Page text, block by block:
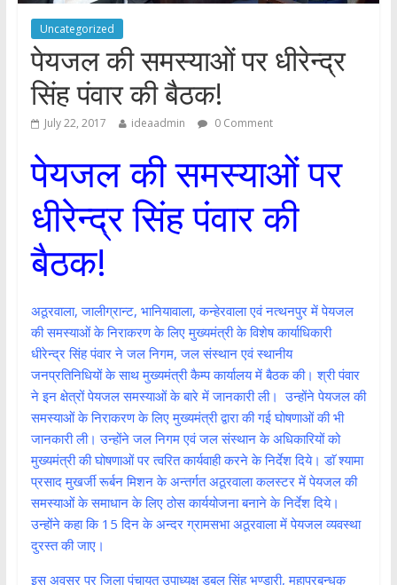
Uncategorized
पेयजल की समस्याओं पर धीरेन्द्र
सिंह पंवार की बैठक!
July 22, 2017 ideaadmin 0 Comment
पेयजल की समस्याओं पर
धीरेन्द्र सिंह पंवार की
बैठक!
अठूरवाला, जालीग्रान्ट, भानियावाला, कन्हेरवाला एवं नत्थनपुर में पेयजल
की समस्याओं के निराकरण के लिए मुख्यमंत्री के विशेष कार्याधिकारी
धीरेन्द्र सिंह पंवार ने जल निगम, जल संस्थान एवं स्थानीय
जनप्रतिनिधियों के साथ मुख्यमंत्री कैम्प कार्यालय में बैठक की। श्री पंवार
ने इन क्षेत्रों पेयजल समस्याओं के बारे में जानकारी ली। उन्होंने पेयजल की
समस्याओं के निराकरण के लिए मुख्यमंत्री द्वारा की गई घोषणाओं की भी
जानकारी ली। उन्होंने जल निगम एवं जल संस्थान के अधिकारियों को
मुख्यमंत्री की घोषणाओं पर त्वरित कार्यवाही करने के निर्देश दिये। डाॅ श्यामा
प्रसाद मुखर्जी रूर्बन मिशन के अन्तर्गत अठूरवाला कलस्टर में पेयजल की
समस्याओं के समाधान के लिए ठोस कार्ययोजना बनाने के निर्देश दिये।
उन्होंने कहा कि 15 दिन के अन्दर ग्रामसभा अठूरवाला में पेयजल व्यवस्था
दुरस्त की जाए।
इस अवसर पर जिला पंचायत उपाध्यक्ष डबल सिंह भण्डारी, महाप्रबन्धक